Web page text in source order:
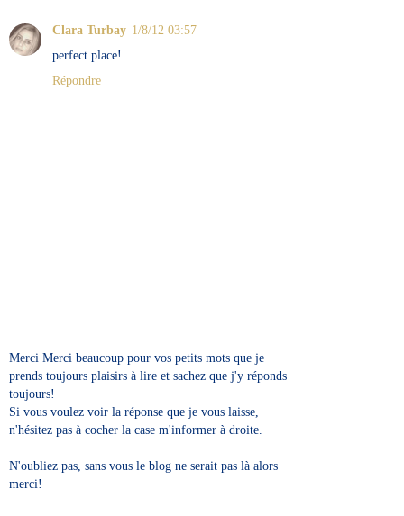
Clara Turbay 1/8/12 03:57
perfect place!
Répondre
Merci Merci beaucoup pour vos petits mots que je
prends toujours plaisirs à lire et sachez que j'y réponds
toujours!
Si vous voulez voir la réponse que je vous laisse,
n'hésitez pas à cocher la case m'informer à droite.
N'oubliez pas, sans vous le blog ne serait pas là alors
merci!